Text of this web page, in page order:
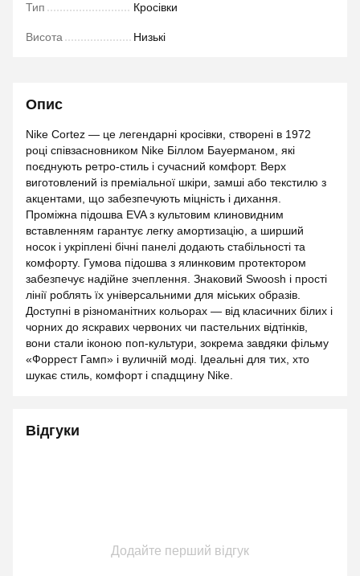
Тип Кросівки
Висота Низькі
Опис
Nike Cortez — це легендарні кросівки, створені в 1972
році співзасновником Nike Біллом Бауерманом, які
поєднують ретро-стиль і сучасний комфорт. Верх
виготовлений із преміальної шкіри, замші або текстилю з
акцентами, що забезпечують міцність і дихання.
Проміжна підошва EVA з культовим клиновидним
вставленням гарантує легку амортизацію, а ширший
носок і укріплені бічні панелі додають стабільності та
комфорту. Гумова підошва з ялинковим протектором
забезпечує надійне зчеплення. Знаковий Swoosh і прості
лінії роблять їх універсальними для міських образів.
Доступні в різноманітних кольорах — від класичних білих і
чорних до яскравих червоних чи пастельних відтінків,
вони стали іконою поп-культури, зокрема завдяки фільму
«Форрест Гамп» і вуличній моді. Ідеальні для тих, хто
шукає стиль, комфорт і спадщину Nike.
Відгуки
Додайте перший відгук